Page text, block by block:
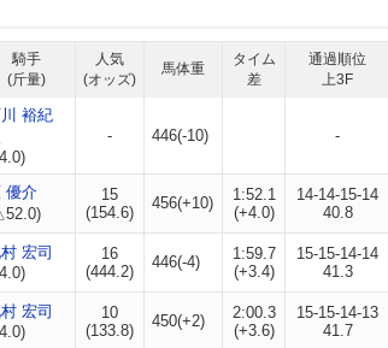
騎手
(斤量)
人気
(オッズ)
馬体重
タイム
差
通過順位
上3F
裕紀
- 446(-10) -
優介
15
(154.6)
456(+10)
1:52.1
(+4.0)
14-14-15-14
40.8
宏司
16
(444.2)
446(-4)
1:59.7
(+3.4)
15-15-14-14
41.3
宏司
10
(133.8)
450(+2)
2:00.3
(+3.6)
15-15-14-13
41.7